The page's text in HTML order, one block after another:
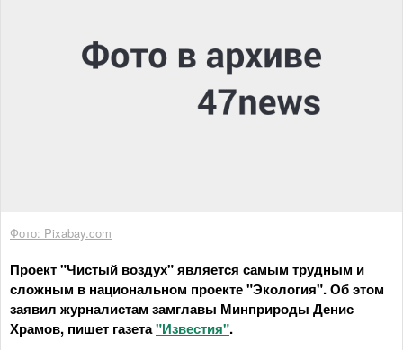
Фото: Pixabay.com
Проект "Чистый воздух" является самым трудным и
сложным в национальном проекте "Экология". Об этом
заявил журналистам замглавы Минприроды Денис
Храмов, пишет газета"Известия".